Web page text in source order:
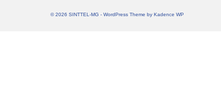
© 2026 SINTTEL-MG - WordPress Theme by Kadence WP